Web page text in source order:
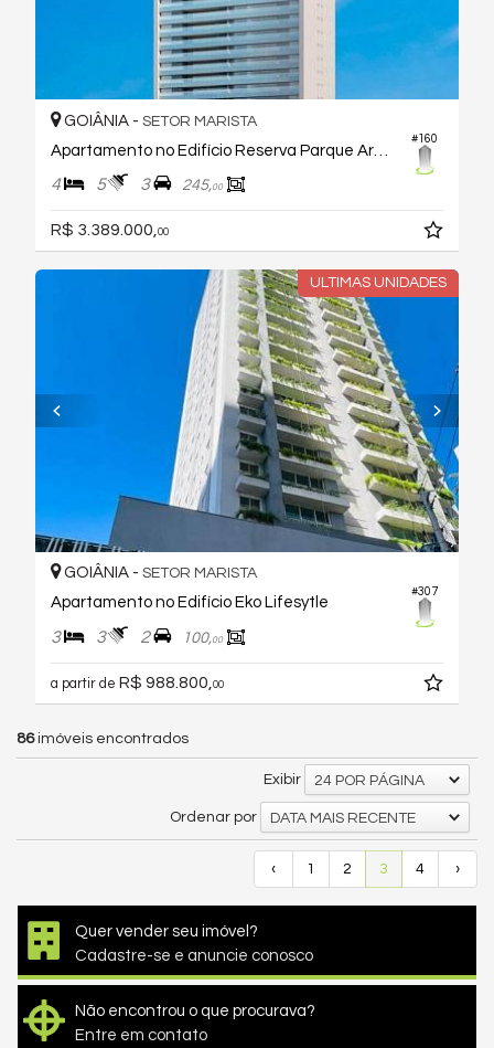
#160
GOIÂNIA - SETOR MARISTA
4 5 3 245,00
R$ 3.389.000, 00
ULTIMAS UNIDADES
#307
GOIÂNIA - SETOR MARISTA
Apartamento no Edifício Eko Lifesytle
3 3 2 100,00
a partir de R$ 988.800, 00
86imóveis encontrados
Exibir 24 POR PÁGINA
Ordenar por DATA MAIS RECENTE
‹ 1 2 3 4 ›
Quer vender seu imóvel?
Cadastre-se e anuncie conosco
Não encontrou o que procurava?
Entre em contato